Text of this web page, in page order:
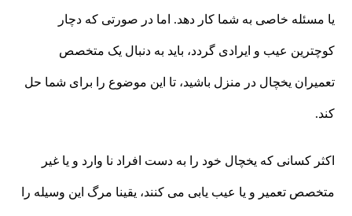
یا مسئله خاصی به شما کار دهد. اما در صورتی که دچار
کوچترین عیب و ایرادی گردد، باید به دنبال یک متخصص
تعمیران یخچال در منزل باشید، تا این موضوع را برای شما حل
کند.
اکثر کسانی که یخچال خود را به دست افراد نا وارد و یا غیر
متخصص تعمیر و یا عیب یابی می کنند، یقینا مرگ این وسیله را